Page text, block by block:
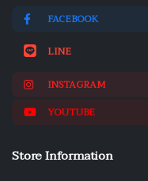
FACEBOOK
LINE
INSTAGRAM
YOUTUBE
Store Information